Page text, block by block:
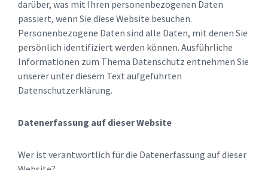
darüber, was mit Ihren personenbezogenen Daten
passiert, wenn Sie diese Website besuchen.
Personenbezogene Daten sind alle Daten, mit denen Sie
persönlich identifiziert werden können. Ausführliche
Informationen zum Thema Datenschutz entnehmen Sie
unserer unter diesem Text aufgeführten
Datenschutzerklärung.
Datenerfassung auf dieser Website
Wer ist verantwortlich für die Datenerfassung auf dieser